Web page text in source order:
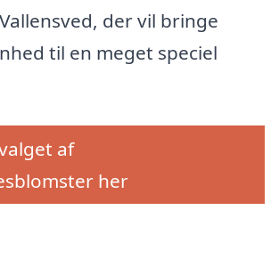
der vil bringe
til en meget speciel
af
her